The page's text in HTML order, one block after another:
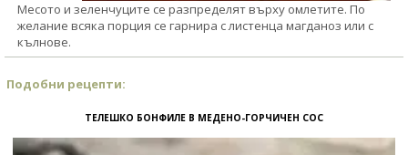
Месото и зеленчуците се разпределят върху омлетите. По
желание всяка порция се гарнира с листенца магданоз или с
кълнове.
Подобни рецепти:
ТЕЛЕШКО БОНФИЛЕ В МЕДЕНО-ГОРЧИЧЕН СОС